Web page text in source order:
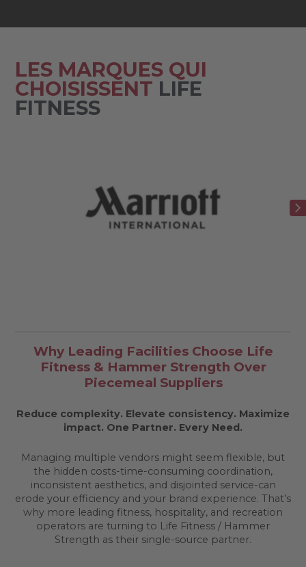
LES MARQUES QUI
CHOISISSENT LIFE
FITNESS
Why Leading Facilities Choose Life
Fitness & Hammer Strength Over
Piecemeal Suppliers
Reduce complexity. Elevate consistency. Maximize
impact. One Partner. Every Need.
Managing multiple vendors might seem flexible, but
the hidden costs-time-consuming coordination,
inconsistent aesthetics, and disjointed service-can
erode your efficiency and your brand experience. That’s
why more leading fitness, hospitality, and recreation
operators are turning to Life Fitness / Hammer
Strength as their single-source partner.